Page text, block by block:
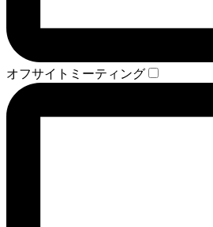
オフサイトミーティング